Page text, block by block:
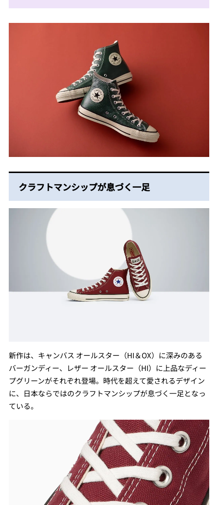
クラフトマンシップが息づく一足
新作は、キャンバス オールスター（HI＆OX）に深みのある
バーガンディー、レザー オールスター（HI）に上品なディー
プグリーンがそれぞれ登場。時代を超えて愛されるデザイン
に、日本ならではのクラフトマンシップが息づく一足となっ
ている。